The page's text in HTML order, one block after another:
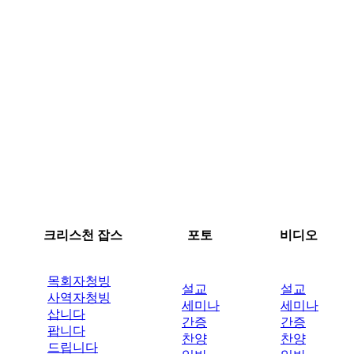
크리스천 잡스 포토 비디오
목회자청빙
사역자청빙
삽니다
팝니다
드립니다
설교
세미나
간증
찬양
설교
세미나
간증
찬양